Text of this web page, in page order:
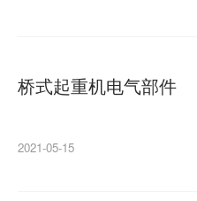
桥式起重机电气部件
2021-05-15